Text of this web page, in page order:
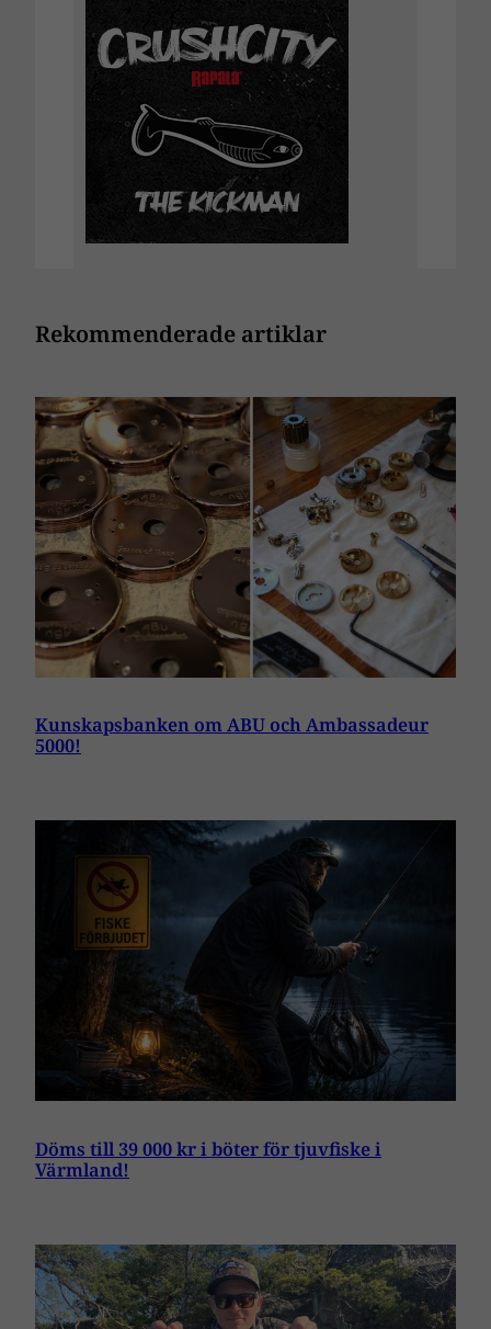
Rekommenderade artiklar
Kunskapsbanken om ABU och Ambassadeur
5000!
Döms till 39 000 kr i böter för tjuvfiske i
Värmland!